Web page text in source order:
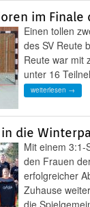
im
Einen tollen
des SV Reute
Reute war mit
unter 16
weiterlesen →
die
Mit einem 3:1-
den Frauen
erfolgreicher
Zuhause
die